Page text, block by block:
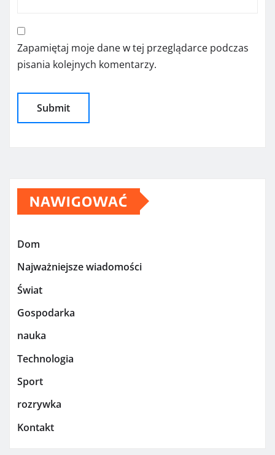
Zapamiętaj moje dane w tej przeglądarce podczas
pisania kolejnych komentarzy.
NAWIGOWAĆ
Dom
Najważniejsze wiadomości
Świat
Gospodarka
nauka
Technologia
Sport
rozrywka
Kontakt